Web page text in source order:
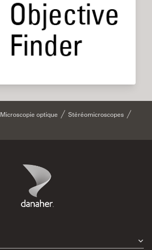
Microscopie optique
Stéréomicroscopes
Danaher Logo